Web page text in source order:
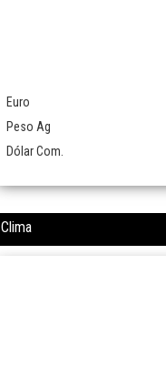
Euro
Peso Ag
Dólar Com.
Clima